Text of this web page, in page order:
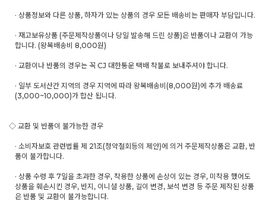
· 상품정보와 다른 상품, 하자가 있는 상품의 경우 모든 배송비는 판매자 부담입니다.
· 재고보유상품 (주문제작상품이나 당일 발송해 드린 상품)은 반품이나 교환이 가능
합니다. (왕복배송비 8,000원)
· 교환이나 반품의 경우는 꼭 CJ 대한통운 택배 착불로 보내주셔야 합니다.
· 일부 도서산간 지역의 경우 지역에 따라 왕복배송비(8,000원)에 추가 배송료
(3,000~10,000)가 합산 됩니다.
◇ 교환 및 반품이 불가능한 경우
· 소비자보호 관련법률 제 21조(청약철회등의 제안)에 의거 주문제작상품은 교환, 반
품이 불가합니다.
· 상품 수령 후 7일을 초과한 경우, 착용한 상품에 손상이 있는 경우, 미착용 했어도
상품을 훼손시킨 경우, 반지, 이니셜 상품, 길이 변경, 보석 변경 등 주문 제작된 상품
은 반품 및 교환이 불가능합니다.